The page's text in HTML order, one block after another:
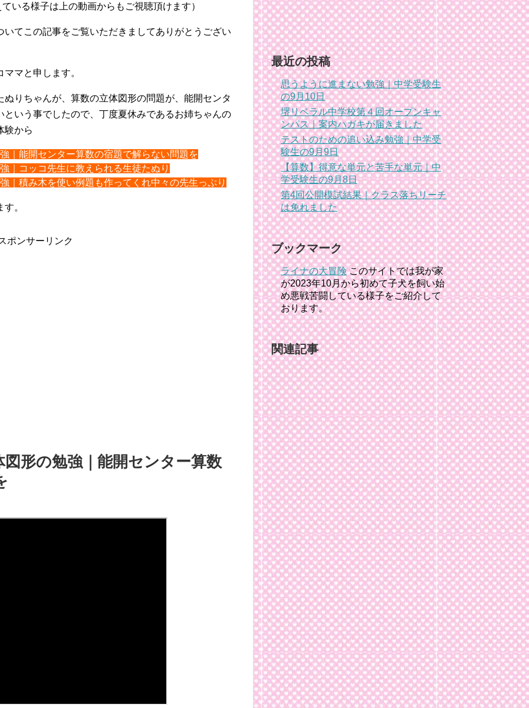
いる様子は上の動画からもご視聴頂けます）
いてこの記事をご覧いただきましてありがとうござい
マと申します。
りちゃんが、算数の立体図形の問題が、能開センタ
いう事でしたので、丁度夏休みであるお姉ちゃんの
験から
｜能開センター算数の宿題で解らない問題を
｜コッコ先生に教えられる生徒たぬり
｜積み木を使い例題も作ってくれ中々の先生っぷり
。
ポンサーリンク
形の勉強｜能開センター算数
最近の投稿
思うように進まない勉強｜中学受験生
の9月10日
堺リベラル中学校第４回オープンキャ
ンパス｜案内ハガキが届きました
テストのための追い込み勉強｜中学受
験生の9月9日
【算数】得意な単元と苦手な単元｜中
学受験生の9月8日
第4回公開模試結果｜クラス落ちリーチ
は免れました
ブックマーク
ライナの大冒険このサイトでは我が家
が2023年10月から初めて子犬を飼い始
め悪戦苦闘している様子をご紹介して
おります。
関連記事